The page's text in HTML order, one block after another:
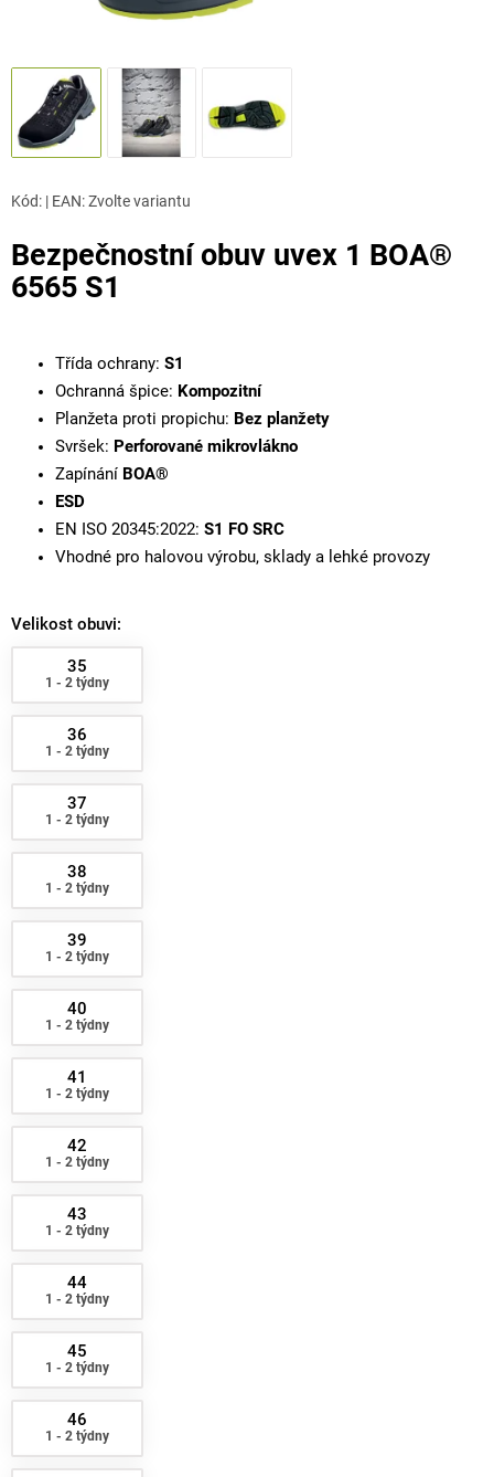
Bezpečnostní obuv uvex 1 BOA®
6565 S1
Kód: | EAN:Zvolte variantu
Třída ochrany: S1
Ochranná špice: Kompozitní
Planžeta proti propichu: Bez planžety
Svršek: Perforované mikrovlákno
Zapínání BOA®
ESD
EN ISO 20345:2022: S1 FO SRC
Vhodné pro halovou výrobu, sklady a lehké provozy
Velikost obuvi:
35
1 - 2 týdny
36
1 - 2 týdny
37
1 - 2 týdny
38
1 - 2 týdny
39
1 - 2 týdny
40
1 - 2 týdny
41
1 - 2 týdny
42
1 - 2 týdny
43
1 - 2 týdny
44
1 - 2 týdny
45
1 - 2 týdny
46
1 - 2 týdny